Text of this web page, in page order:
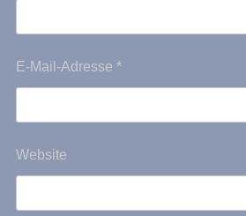
i
g
a
t
i
E-Mail-Adresse *
Website